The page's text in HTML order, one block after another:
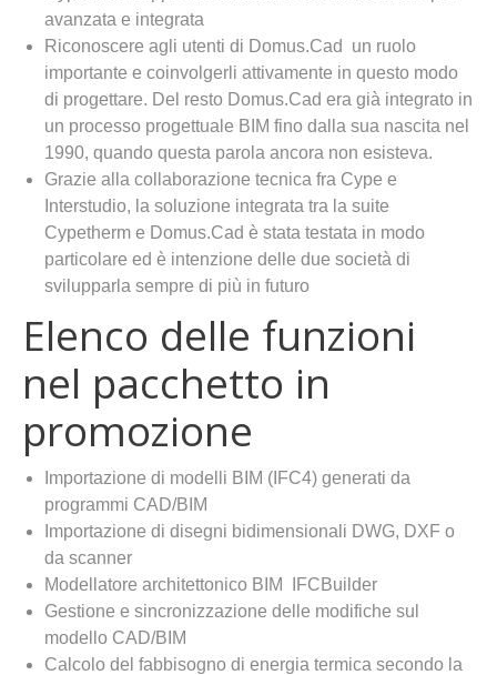
avanzata e integrata
Riconoscere agli utenti di Domus.Cad un ruolo
importante e coinvolgerli attivamente in questo modo
di progettare. Del resto Domus.Cad era già integrato in
un processo progettuale BIM fino dalla sua nascita nel
1990, quando questa parola ancora non esisteva.
Grazie alla collaborazione tecnica fra Cype e
Interstudio, la soluzione integrata tra la suite
Cypetherm e Domus.Cad è stata testata in modo
particolare ed è intenzione delle due società di
svilupparla sempre di più in futuro
Elenco delle funzioni
nel pacchetto in
promozione
Importazione di modelli BIM (IFC4) generati da
programmi CAD/BIM
Importazione di disegni bidimensionali DWG, DXF o
da scanner
Modellatore architettonico BIM IFCBuilder
Gestione e sincronizzazione delle modifiche sul
modello CAD/BIM
Calcolo del fabbisogno di energia termica secondo la